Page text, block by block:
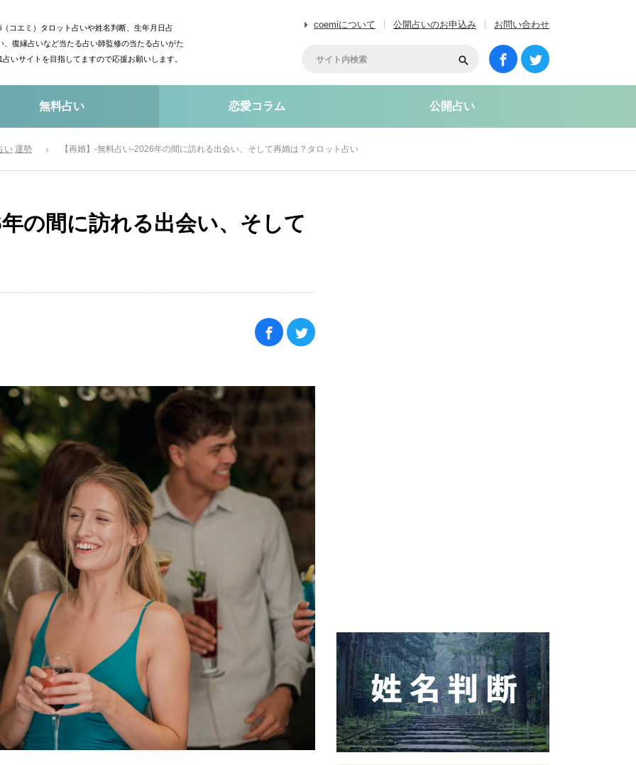
コエミ）タロット占いや姓名判断、生年月日占
、復縁占いなど当たる占い師監修の当たる占いがた
いサイトを目指してますので応援お願いします。
coemiについて 公開占いのお申込み お問い合わせ
無料占い 恋愛コラム 公開占い
い 運勢 【再婚】-無料占い-2026年の間に訪れる出会い、そして再婚は？タロット占い
の間に訪れる出会い、そして